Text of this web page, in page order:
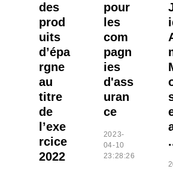
des
prod
uits
d’épa
rgne
au
titre
de
l’exe
rcice
2022
pour
les
com
pagn
ies
d'ass
uran
ce
2023-
04-10
23:28:26